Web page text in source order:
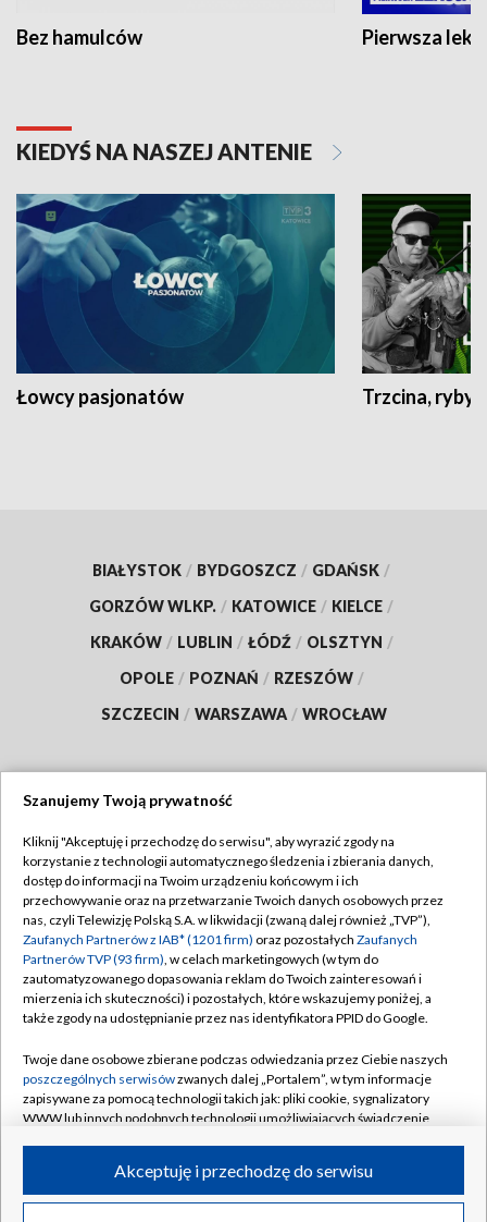
Bez hamulców Pierwsza
KIEDYŚ NA NASZEJ ANTENIE
Łowcy pasjonatów Trzcina, ryby
BIAŁYSTOK / BYDGOSZCZ / GDAŃSK /
GORZÓW WLKP. / KATOWICE / KIELCE /
KRAKÓW / LUBLIN / ŁÓDŹ / OLSZTYN /
OPOLE / POZNAŃ / RZESZÓW /
SZCZECIN / WARSZAWA / WROCŁAW
TVP
Abonament TVP
Emisja w TVP
Centrum informacji TVP
Naziemna Telewizja Cyfrowa
Rada Programowa
System NOS
Informacje o nadawcy
Program dla prasy
Regulamin TVP
Polityka prywatności
Moje zgody
Pomoc
Kontakt
Kanały
©2026 Telewizja Polska S.A. w likwidacji
Szanujemy Twoją prywatność
Kliknij "Akceptuję i przechodzę do serwisu", aby wyrazić zgody na
korzystanie z technologii automatycznego śledzenia i zbierania danych,
dostęp do informacji na Twoim urządzeniu końcowym i ich
przechowywanie oraz na przetwarzanie Twoich danych osobowych przez
nas, czyli Telewizję Polską S.A. w likwidacji (zwaną dalej również „TVP”),
Zaufanych Partnerów z IAB* (1201 firm) oraz pozostałych Zaufanych
Partnerów TVP (93 firm), w celach marketingowych (w tym do
zautomatyzowanego dopasowania reklam do Twoich zainteresowań i
mierzenia ich skuteczności) i pozostałych, które wskazujemy poniżej, a
także zgody na udostępnianie przez nas identyfikatora PPID do Google.
Twoje dane osobowe zbierane podczas odwiedzania przez Ciebie naszych
poszczególnych serwisówzwanych dalej „Portalem”, w tym informacje
zapisywane za pomocą technologii takich jak: pliki cookie, sygnalizatory
WWW lub innych podobnych technologii umożliwiających świadczenie
ruchu w Internecie.Akceptuję i przechodzę do serwisu